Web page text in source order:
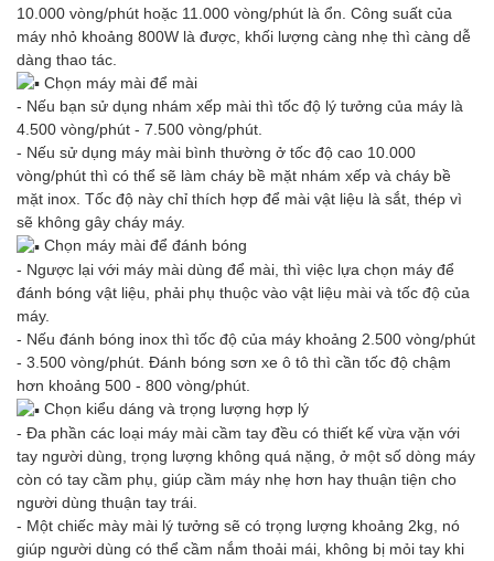
10.000 vòng/phút hoặc 11.000 vòng/phút là ổn. Công suất của
máy nhỏ khoảng 800W là được, khối lượng càng nhẹ thì càng dễ
dàng thao tác.
Chọn máy mài để mài
- Nếu bạn sử dụng nhám xếp mài thì tốc độ lý tưởng của máy là
4.500 vòng/phút - 7.500 vòng/phút.
- Nếu sử dụng máy mài bình thường ở tốc độ cao 10.000
vòng/phút thì có thể sẽ làm cháy bề mặt nhám xếp và cháy bề
mặt inox. Tốc độ này chỉ thích hợp để mài vật liệu là sắt, thép vì
sẽ không gây cháy máy.
Chọn máy mài để đánh bóng
- Ngược lại với máy mài dùng để mài, thì việc lựa chọn máy để
đánh bóng vật liệu, phải phụ thuộc vào vật liệu mài và tốc độ của
máy.
- Nếu đánh bóng inox thì tốc độ của máy khoảng 2.500 vòng/phút
- 3.500 vòng/phút. Đánh bóng sơn xe ô tô thì cần tốc độ chậm
hơn khoảng 500 - 800 vòng/phút.
Chọn kiểu dáng và trọng lượng hợp lý
- Đa phần các loại máy mài cầm tay đều có thiết kế vừa vặn với
tay người dùng, trọng lượng không quá nặng, ở một số dòng máy
còn có tay cầm phụ, giúp cầm máy nhẹ hơn hay thuận tiện cho
người dùng thuận tay trái.
- Một chiếc mày mài lý tưởng sẽ có trọng lượng khoảng 2kg, nó
giúp người dùng có thể cầm nắm thoải mái, không bị mỏi tay khi